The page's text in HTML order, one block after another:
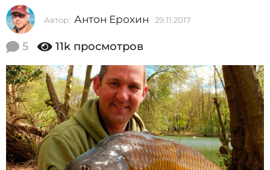
.
2
0
7
2
9
.
1
1
Автор: Антон Ерохин 29.11.2017
1
.
2
0
1
7
5 11k просмотров